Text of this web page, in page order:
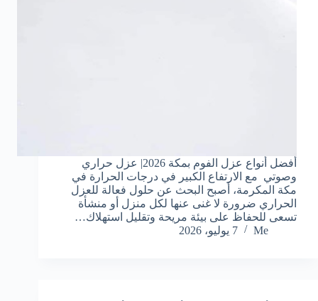
أفضل أنواع عزل الفوم بمكة 2026| عزل حراري
وصوتي مع الارتفاع الكبير في درجات الحرارة في
مكة المكرمة، أصبح البحث عن حلول فعالة للعزل
الحراري ضرورة لا غنى عنها لكل منزل أو منشأة
تسعى للحفاظ على بيئة مريحة وتقليل استهلاك…
Me
7 يوليو، 2026